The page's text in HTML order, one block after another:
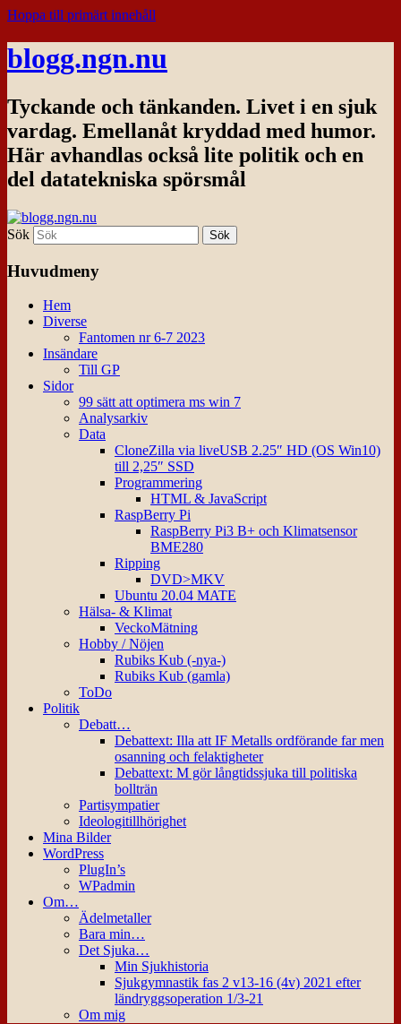
Hoppa till primärt innehåll
blogg.ngn.nu
Tyckande och tänkanden. Livet i en sjuk
vardag. Emellanåt kryddad med humor.
Här avhandlas också lite politik och en
del datatekniska spörsmål
Sök
Huvudmeny
Hem
Diverse
Fantomen nr 6-7 2023
Insändare
Till GP
Sidor
99 sätt att optimera ms win 7
Analysarkiv
Data
CloneZilla via liveUSB 2.25″ HD (OS Win10)
till 2,25″ SSD
Programmering
HTML & JavaScript
RaspBerry Pi
RaspBerry Pi3 B+ och Klimatsensor
BME280
Ripping
DVD>MKV
Ubuntu 20.04 MATE
Hälsa- & Klimat
VeckoMätning
Hobby / Nöjen
Rubiks Kub (-nya-)
Rubiks Kub (gamla)
ToDo
Politik
Debatt…
Debattext: Illa att IF Metalls ordförande far men
osanning och felaktigheter
Debattext: M gör långtidssjuka till politiska
bollträn
Partisympatier
Ideologitillhörighet
Mina Bilder
WordPress
PlugIn’s
WPadmin
Om…
Ädelmetaller
Bara min…
Det Sjuka…
Min Sjukhistoria
Sjukgymnastik fas 2 v13-16 (4v) 2021 efter
ländryggsoperation 1/3-21
Om mig